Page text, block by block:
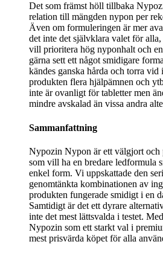
Det som främst höll tillbaka
relation till mängden nypon per
Även om formuleringen är mer
det inte det självklara valet för
vill prioritera hög nyponhalt och
gärna sett ett något smidigare
kändes ganska hårda och torra
produkten flera hjälpämnen och
inte är ovanligt för tabletter men
mindre avskalad än vissa andra
Sammanfattning
Nypozin Nypon är ett välgjort
som vill ha en bredare ledformula
enkel form. Vi uppskattade den
genomtänkta kombinationen av
produkten fungerade smidigt i en
Samtidigt är det ett dyrare
inte det mest lättsvalda i testet.
Nypozin som ett starkt val i
mest prisvärda köpet för alla